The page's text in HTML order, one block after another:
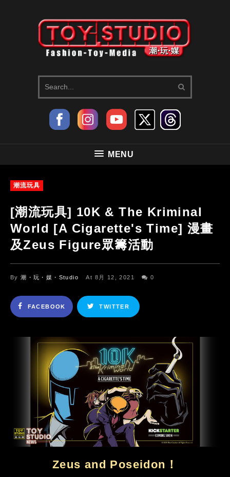
MENU
潮流玩具
[潮流玩具] 10K & The Kriminal
World [A Cigarette's Time] 漫畫
及Zeus Figure眾籌活動
By潮・玩・媒・Studio At 8月 12, 2021 0
FACEBOOK TWITTER
Zeus and Poseidon！